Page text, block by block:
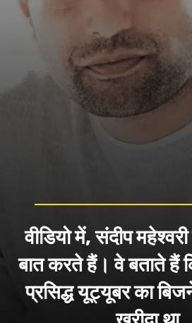
वीडियो में, संदीप
बात करते हैं। वे बताते हैं
प्रसिद्ध यूट्यूबर का